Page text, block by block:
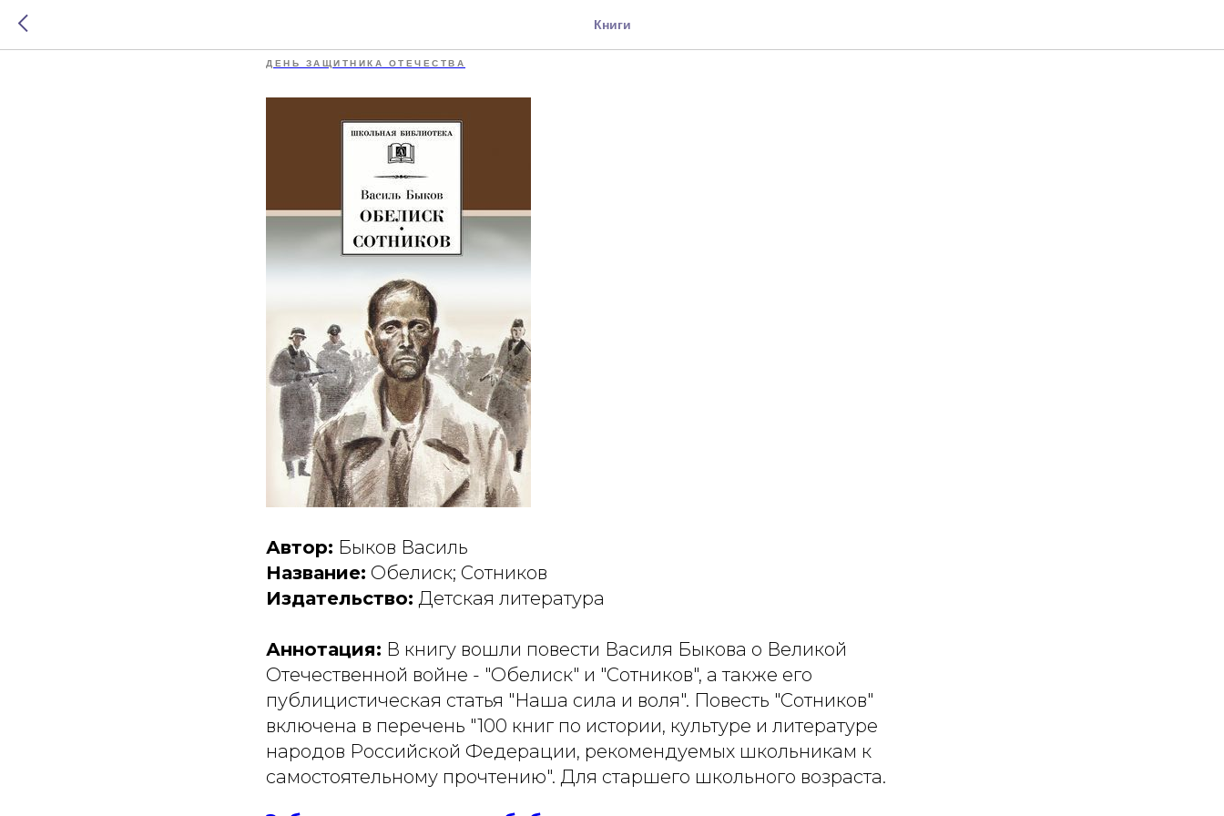
Книги
ДЕНЬ ЗАЩИТНИКА ОТЕЧЕСТВА
Автор: Быков Василь
Название: Обелиск; Сотников
Издательство: Детская литература
Аннотация: В книгу вошли повести Василя Быкова о Великой
Отечественной войне - "Обелиск" и "Сотников", а также его
публицистическая статья "Наша сила и воля". Повесть "Сотников"
включена в перечень "100 книг по истории, культуре и литературе
народов Российской Федерации, рекомендуемых школьникам к
самостоятельному прочтению". Для старшего школьного возраста.